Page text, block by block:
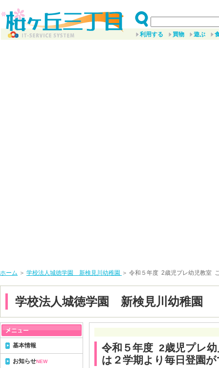
利用する 買物 遊ぶ
ホーム ＞ 学校法人城徳学園 新検見川幼稚園 ＞ 令和５年度 2歳児プレ幼児教室
学校法人城徳学園 新検見川幼稚園
令和５年度 2歳児プレ
は２学期より毎日登園
基本情報
お知らせNEW